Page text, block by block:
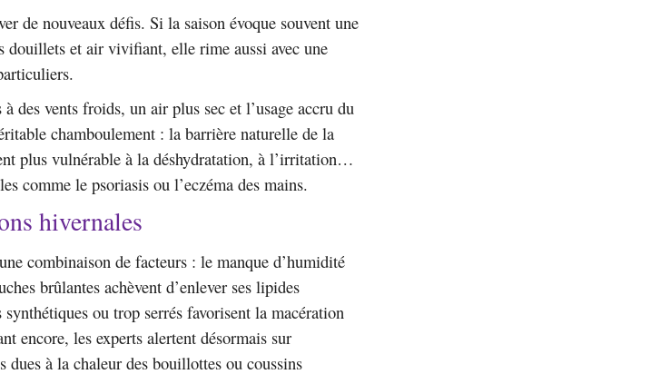
de nouveaux défis. Si la saison évoque souvent une
douillets et air vivifiant, elle rime aussi avec une
des vents froids, un air plus sec et l’usage accru du
chamboulement : la barrière naturelle de la
plus vulnérable à la déshydratation, à l’irritation…
comme le psoriasis ou l’eczéma des mains.
hivernales
combinaison de facteurs : le manque d’humidité
brûlantes achèvent d’enlever ses lipides
ou trop serrés favorisent la macération
encore, les experts alertent désormais sur
dues à la chaleur des bouillottes ou coussins